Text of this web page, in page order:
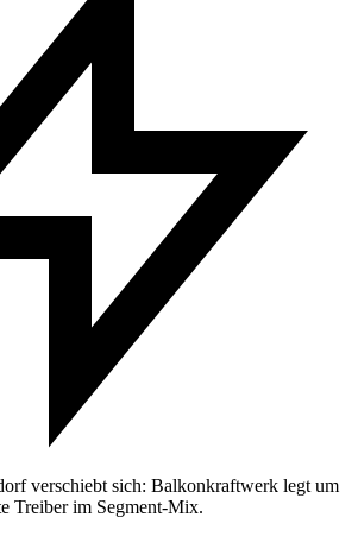
verschiebt sich: Balkonkraftwerk legt um
Treiber im Segment-Mix.